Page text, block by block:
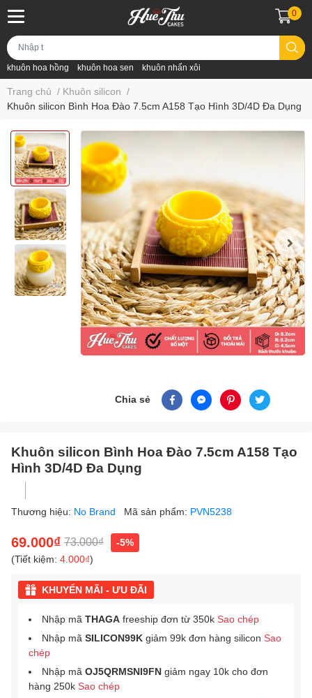
khuôn hoa hồng khuôn hoa sen khuôn nhấn xôi
0
Trang chủ / Khuôn silicon /
Khuôn silicon Bình Hoa Đào 7.5cm A158 Tạo Hình 3D/4D Đa Dụng
Chia sẻ
Khuôn silicon Bình Hoa Đào 7.5cm A158 Tạo
Hình 3D/4D Đa Dụng
Thương hiệu: No Brand Mã sản phẩm: PVN5238
69.000₫ 73.000₫
-5%
(Tiết kiệm: 4.000₫)
KHUYẾN MÃI - ƯU ĐÃI
Nhập mã THAGA freeship đơn từ 350k Sao chép
Nhập mã SILICON99K giảm 99k đơn hàng silicon Sao
chép
Nhập mã OJ5QRMSNI9FN giảm ngay 10k cho đơn
hàng 250k Sao chép